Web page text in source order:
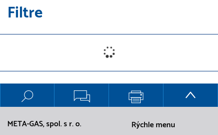
Filtre
META-GAS, spol. s r. o.
Rýchle menu